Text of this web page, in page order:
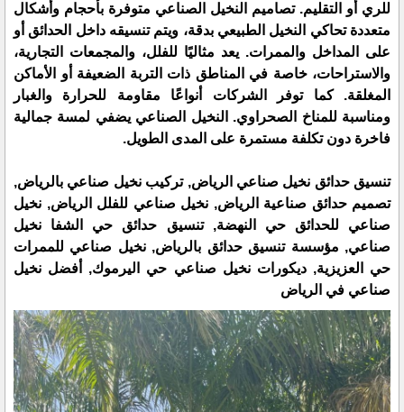
للري أو التقليم. تصاميم النخيل الصناعي متوفرة بأحجام وأشكال
متعددة تحاكي النخيل الطبيعي بدقة، ويتم تنسيقه داخل الحدائق أو
على المداخل والممرات. يعد مثاليًا للفلل، والمجمعات التجارية،
والاستراحات، خاصة في المناطق ذات التربة الضعيفة أو الأماكن
المغلقة. كما توفر الشركات أنواعًا مقاومة للحرارة والغبار
ومناسبة للمناخ الصحراوي. النخيل الصناعي يضفي لمسة جمالية
فاخرة دون تكلفة مستمرة على المدى الطويل.
تنسيق حدائق نخيل صناعي الرياض, تركيب نخيل صناعي بالرياض,
تصميم حدائق صناعية الرياض, نخيل صناعي للفلل الرياض, نخيل
صناعي للحدائق حي النهضة, تنسيق حدائق حي الشفا نخيل
صناعي, مؤسسة تنسيق حدائق بالرياض, نخيل صناعي للممرات
حي العزيزية, ديكورات نخيل صناعي حي اليرموك, أفضل نخيل
صناعي في الرياض